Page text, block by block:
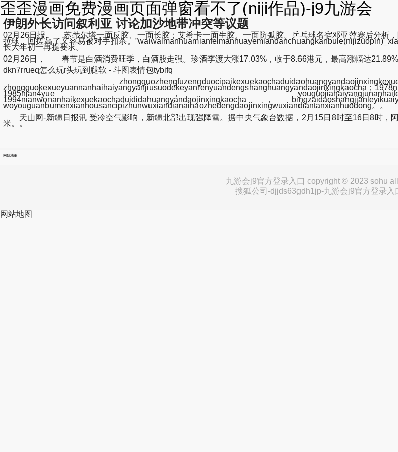
歪歪漫画免费漫画页面弹窗看不了(niji作品)-j9九游会
伊朗外长访问叙利亚 讨论加沙地带冲突等议题
02月26日报, 苏蒂尔塔一面反胶、一面长胶；艾希卡一面生胶、一面防弧胶。乒乓球名宿邓亚萍赛后分析，
拉球，回搓高了又容易被对手扣杀。
长大年初一再提要求。
02月26日， 春节是白酒消费旺季，白酒股走强。珍酒李渡大涨17.03%，收于8.66港元，最高涨幅达
dkn7rrueq怎么玩r头玩到腿软 - 斗图表情包tybifq
zhongguokexueyuannanhaihaiyangyanjiusuodekeyanrenyuandengshanghuangyandaojinxingkaocha；
1985nian4yue，
1994nianwonanhaikexuekaochaduididahuangyandaojinxingkaocha，
woyouguanbumenxianhousancipizhunwuxiandianaihaozhedengdaojinxingwuxiandiantanxianhuodong。。
天山网-新疆日报讯 受冷空气影响，新疆北部出现强降雪。据中央气象台数据，2月15日8时至16日8时，
米。。
网站地图
九游会j9官方登录入口 copyright © 2023 sohu
搜狐公司-djjds63gdh1jp-九游会j9官方登录入
网站地图